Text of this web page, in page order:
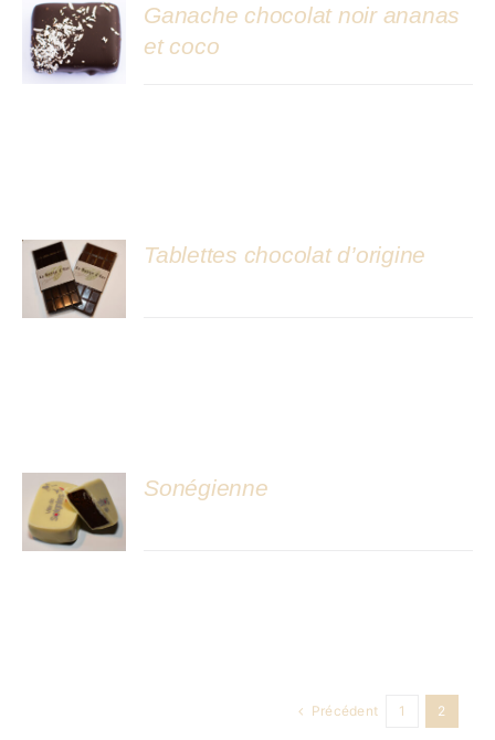
DÉTAILS
Ganache chocolat noir ananas
et coco
DÉTAILS
Tablettes chocolat d’origine
DÉTAILS
Sonégienne
Précédent 1 2